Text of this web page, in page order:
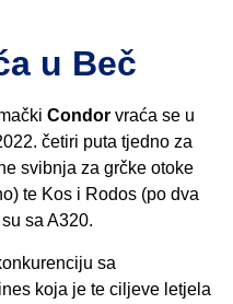
u Beč
Condor vraća se u
četiri puta tjedno za
svibnja za grčke otoke
te Kos i Rodos (po dva
sa A320.
sa
koja je te ciljeve letjela